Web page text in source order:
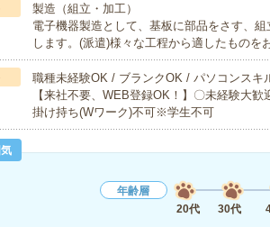
製造（組立・加工）
電子機器製造として、基板に部品をさす、
します。(派遣)様々な工程から適したものを
職種未経験OK / ブランクOK / パソコンスキ
【来社不要、WEB登録OK！】〇未経験大
掛け持ち(Wワーク)不可※学生不可
年齢層
20代
30代